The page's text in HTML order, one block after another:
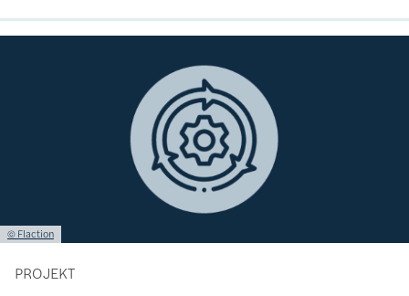
Lizenzinformationen einschließlich Urheberrecht
© Flaction
PROJEKT